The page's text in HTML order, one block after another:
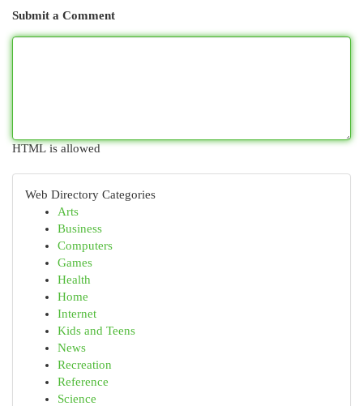
Submit a Comment
HTML is allowed
Web Directory Categories
Arts
Business
Computers
Games
Health
Home
Internet
Kids and Teens
News
Recreation
Reference
Science